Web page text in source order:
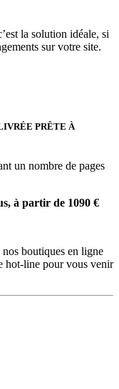
la solution idéale, si
sur votre site.
PRÊTE À
un nombre de pages
à partir de 1090 €
boutiques en ligne
hot-line pour vous venir